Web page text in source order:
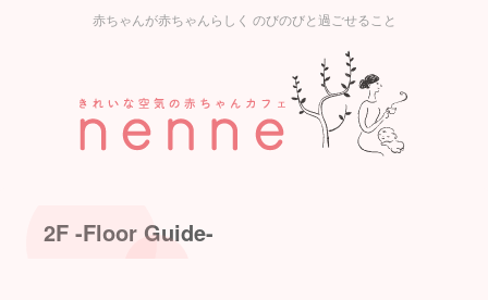
赤ちゃんが赤ちゃんらしく のびのびと過ごせること
2F -Floor Guide-